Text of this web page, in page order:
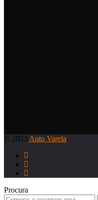
© 2023 Auto Varela.
Procura